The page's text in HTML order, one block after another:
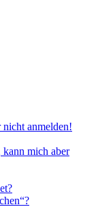
anmelden!
mich aber